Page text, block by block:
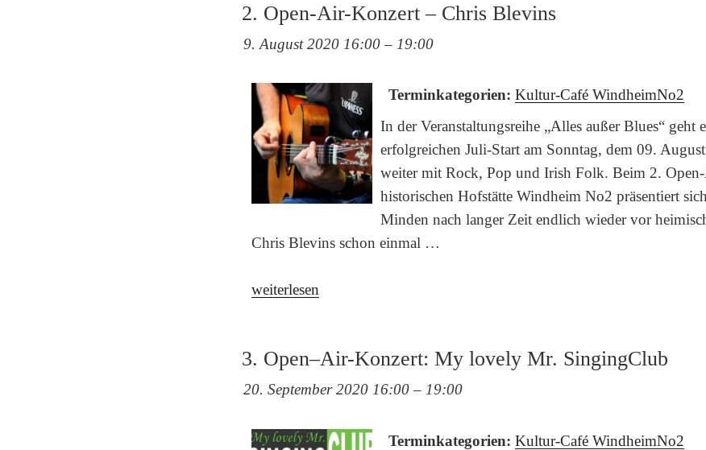
in
2. Open-Air-Konzert – Chris Blevins
9. August 2020 16:00– 19:00
Terminkategorien: Kultur-Café WindheimNo2
In der Veranstaltungsreihe „Alles außer Blues“ geht
erfolgreichen Juli-Start am Sonntag, dem 09.
weiter mit Rock, Pop und Irish Folk. Beim 2.
historischen Hofstätte Windheim No2 präsentiert
Minden nach langer Zeit endlich wieder vor
Chris Blevins schon einmal …
„2.
Konzert
–
Blevins“
weiterlesen
3. Open–Air-Konzert: My lovely Mr. SingingClub
20. September 2020 16:00– 19:00
Terminkategorien: Kultur-Café WindheimNo2